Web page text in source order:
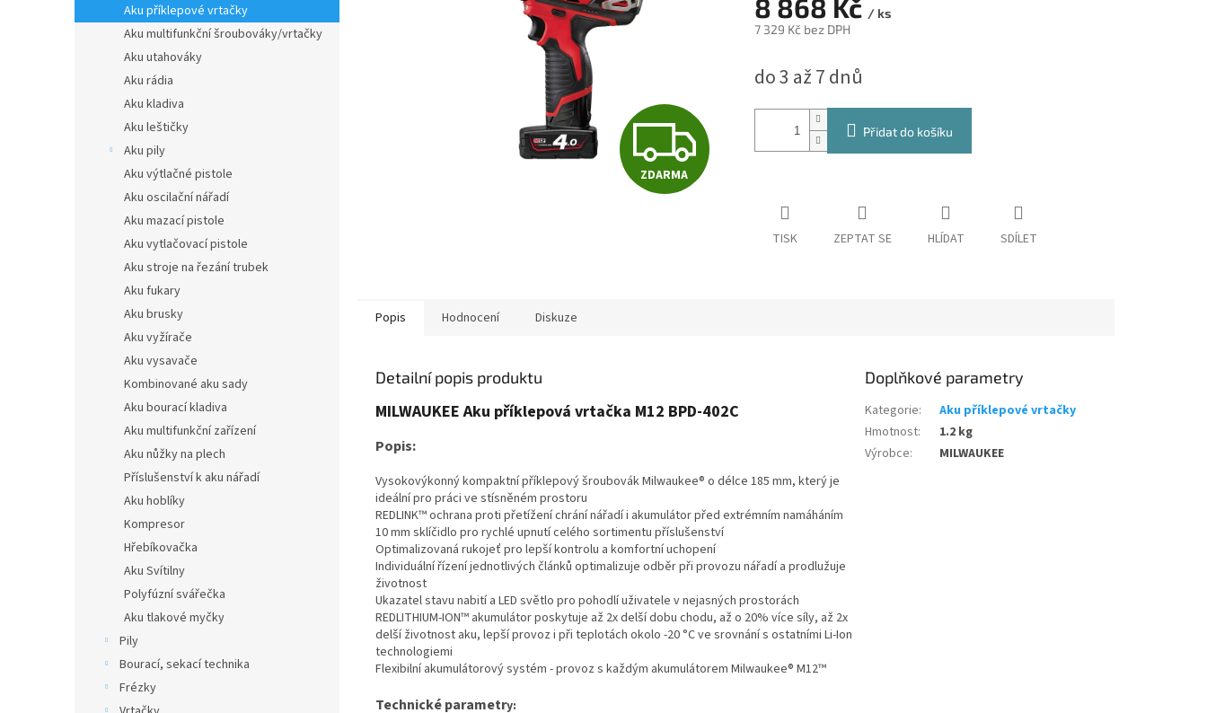
Aku příklepové vrtačky
Aku multifunkční šroubováky/vrtačky
Aku utahováky
Aku rádia
Aku kladiva
Aku leštičky
Aku pily
Aku výtlačné pistole
Aku oscilační nářadí
Aku mazací pistole
Aku vytlačovací pistole
Aku stroje na řezání trubek
Aku fukary
Aku brusky
Aku vyžírače
Aku vysavače
Kombinované aku sady
Aku bourací kladiva
Aku multifunkční zařízení
Aku nůžky na plech
Příslušenství k aku nářadí
Aku hoblíky
Kompresor
Hřebíkovačka
Aku Svítilny
Polyfúzní svářečka
Aku tlakové myčky
Pily
Bourací, sekací technika
Frézky
hvězdiček.
Z
D
M
ZDARMA
8 868 Kč / ks
7 329 Kč bez DPH
cena:
do 3 až 7 dnů
Přidat do košíku
TISK ZEPTAT SE HLÍDAT SDÍLET
Popis Hodnocení Diskuze
Detailní popis produktu
MILWAUKEE Aku příklepová vrtačka M12 BPD-402C
Popis:
Vysokovýkonný kompaktní příklepový šroubovák Milwaukee® o délce 185 mm, který je
ideální pro práci ve stísněném prostoru
REDLINK™ ochrana proti přetížení chrání nářadí i akumulátor před extrémním namáháním
10 mm sklíčidlo pro rychlé upnutí celého sortimentu příslušenství
Optimalizovaná rukojeť pro lepší kontrolu a komfortní uchopení
Individuální řízení jednotlivých článků optimalizuje odběr při provozu nářadí a prodlužuje
životnost
Ukazatel stavu nabití a LED světlo pro pohodlí uživatele v nejasných prostorách
REDLITHIUM-ION™ akumulátor poskytuje až 2x delší dobu chodu, až o 20% více síly, až 2x
delší životnost aku, lepší provoz i při teplotách okolo -20 °C ve srovnání s ostatními Li-Ion
technologiemi
Flexibilní akumulátorový systém - provoz s každým akumulátorem Milwaukee® M12™
Technické parametry:
Doplňkové parametry
Kategorie:
Aku příklepové vrtačky
Hmotnost:
1.2 kg
Výrobce: MILWAUKEE